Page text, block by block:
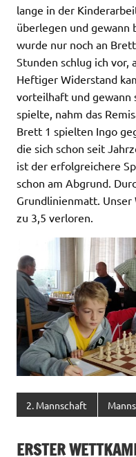
lange in der
überlegen und gewann
wurde nur noch an
Stunden schlug ich vor,
Heftiger Widerstand
vorteilhaft und gewann
spielte, nahm das
Brett 1 spielten Ingo
die sich schon seit
ist der erfolgreichere
schon am Abgrund.
Grundlinienmatt.
zu 3,5 verloren.
2. Mannschaft
ERSTER